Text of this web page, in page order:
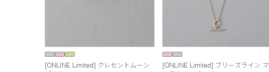
[ONLINE Limited] クレセントムーン
[ONLINE Limited] ブリーズライン マ